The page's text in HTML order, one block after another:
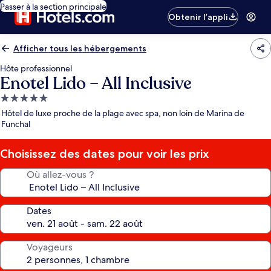
Passer à la section principale
Obtenir l’appli
Afficher tous les hébergements
Hôte professionnel
Enotel Lido – All Inclusive
Hébergement
5.0 étoiles
Hôtel de luxe proche de la plage avec spa, non loin de Marina de
Funchal
Choisissez des dates pour voir les prix
Où allez-vous ?
Dates
Voyageurs